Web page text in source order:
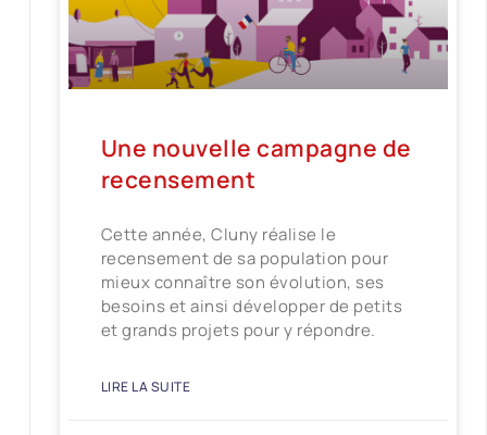
Une nouvelle campagne de
recensement
Cette année, Cluny réalise le
recensement de sa population pour
mieux connaître son évolution, ses
besoins et ainsi développer de petits
et grands projets pour y répondre.
LIRE LA SUITE